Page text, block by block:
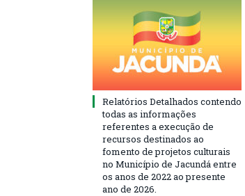
Relatórios Detalhados contendo
todas as informações
referentes a execução de
recursos destinados ao
fomento de projetos culturais
no Município de Jacundá entre
os anos de 2022 ao presente
ano de 2026.